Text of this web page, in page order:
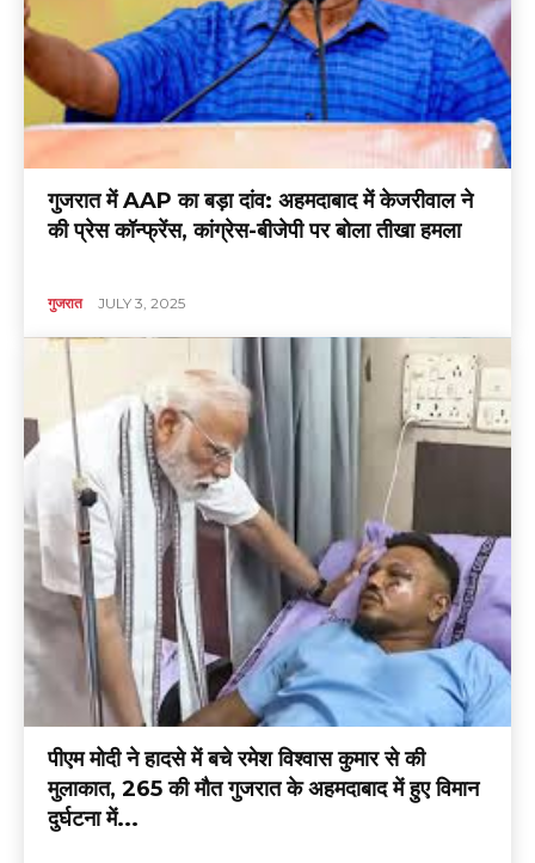
गुजरात में AAP का बड़ा दांव: अहमदाबाद में केजरीवाल ने
की प्रेस कॉन्फ्रेंस, कांग्रेस-बीजेपी पर बोला तीखा हमला
गुजरात JULY 3, 2025
पीएम मोदी ने हादसे में बचे रमेश विश्वास कुमार से की
मुलाकात, 265 की मौत गुजरात के अहमदाबाद में हुए विमान
दुर्घटना में...